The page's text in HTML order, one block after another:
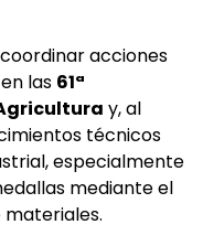
acciones
las 61ª
y, al
técnicos
especialmente
mediante el